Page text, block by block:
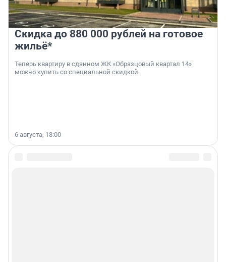
Скидка до 880 000 рублей на готовое
жильё*
Теперь квартиру в сданном ЖК «Образцовый квартал 14»
можно купить со специальной скидкой.
6 августа, 18:00